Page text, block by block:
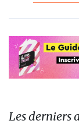
Les derniers